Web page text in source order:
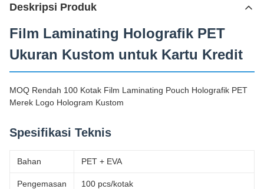
Deskripsi Produk
Film Laminating Holografik PET
Ukuran Kustom untuk Kartu Kredit
MOQ Rendah 100 Kotak Film Laminating Pouch Holografik PET
Merek Logo Hologram Kustom
Spesifikasi Teknis
Bahan PET + EVA
Pengemasan 100 pcs/kotak